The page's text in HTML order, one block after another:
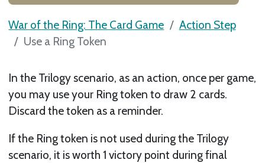
War of the Ring: The Card Game
Action Step
Use a Ring Token
In the Trilogy scenario, as an action, once per game,
you may use your Ring token to draw 2 cards.
Discard the token as a reminder.
If the Ring token is not used during the Trilogy
scenario, it is worth 1 victory point during final